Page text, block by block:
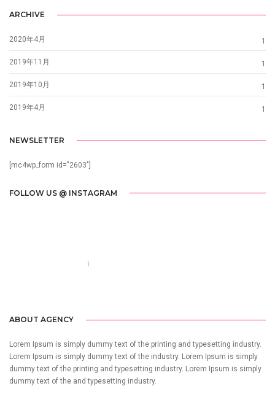
ARCHIVE
2020年4月 1
2019年11月 1
2019年10月 1
2019年4月 1
NEWSLETTER
[mc4wp_form id="2603"]
FOLLOW US @ INSTAGRAM
ABOUT AGENCY
Lorem Ipsum is simply dummy text of the printing and typesetting industry.
Lorem Ipsum is simply dummy text of the industry. Lorem Ipsum is simply
dummy text of the printing and typesetting industry. Lorem Ipsum is simply
dummy text of the and typesetting industry.